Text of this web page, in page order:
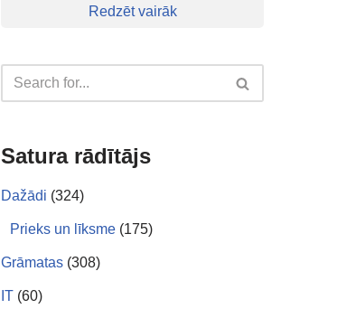
Redzēt vairāk
Satura rādītājs
Dažādi (324)
Prieks un līksme (175)
Grāmatas (308)
IT (60)